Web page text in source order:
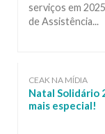
serviços em
de Assistência...
CEAK NA MÍDIA
Natal Solidário
mais especial!